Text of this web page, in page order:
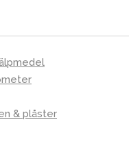
& plåster
sprida en härligt söt